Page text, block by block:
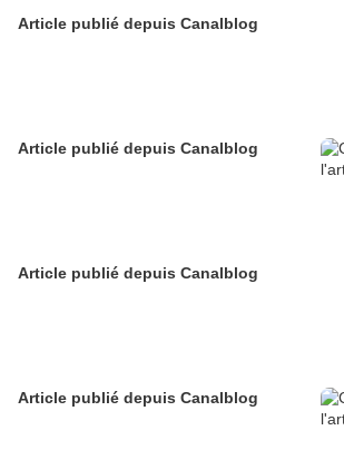
Article publié depuis Canalblog
Article publié depuis Canalblog
Article publié depuis Canalblog
Article publié depuis Canalblog